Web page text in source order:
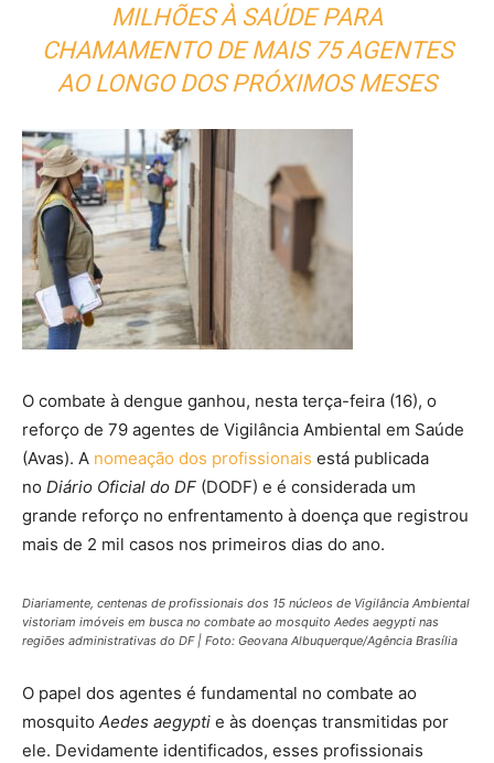
MILHÕES À SAÚDE PARA
CHAMAMENTO DE MAIS 75 AGENTES
AO LONGO DOS PRÓXIMOS MESES
O combate à dengue ganhou, nesta terça-feira (16), o
reforço de 79 agentes de Vigilância Ambiental em Saúde
(Avas). A nomeação dos profissionais está publicada
no Diário Oficial do DF (DODF) e é considerada um
grande reforço no enfrentamento à doença que registrou
mais de 2 mil casos nos primeiros dias do ano.
Diariamente, centenas de profissionais dos 15 núcleos de Vigilância Ambiental
vistoriam imóveis em busca no combate ao mosquito Aedes aegypti nas
regiões administrativas do DF | Foto: Geovana Albuquerque/Agência Brasília
O papel dos agentes é fundamental no combate ao
mosquito Aedes aegypti e às doenças transmitidas por
ele. Devidamente identificados, esses profissionais